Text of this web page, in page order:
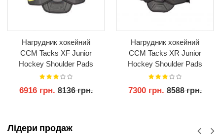
Нагрудник хокейний
CCM Tacks XF Junior
Hockey Shoulder Pads
6916 грн. 8136 грн.
Нагрудник хокейний
CCM Tacks XR Junior
Hockey Shoulder Pads
7300 грн. 8588 грн.
Лідери продаж